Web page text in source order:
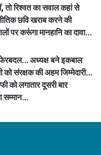
रिश्वत का सवाल कहां से
छवि खराब करने की
पर करूंगा मानहानि का दावा…
अध्यक्ष बने इकबाल
संरक्षक की अहम जिम्मेदारी…
को लगातार दूसरी बार
सम्मान…